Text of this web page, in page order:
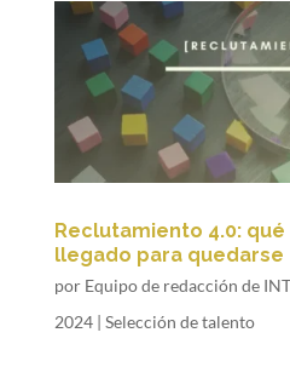
Reclutamiento 4.0:
llegado para quedarse
por Equipo de redacción de
2024| Selección de talento